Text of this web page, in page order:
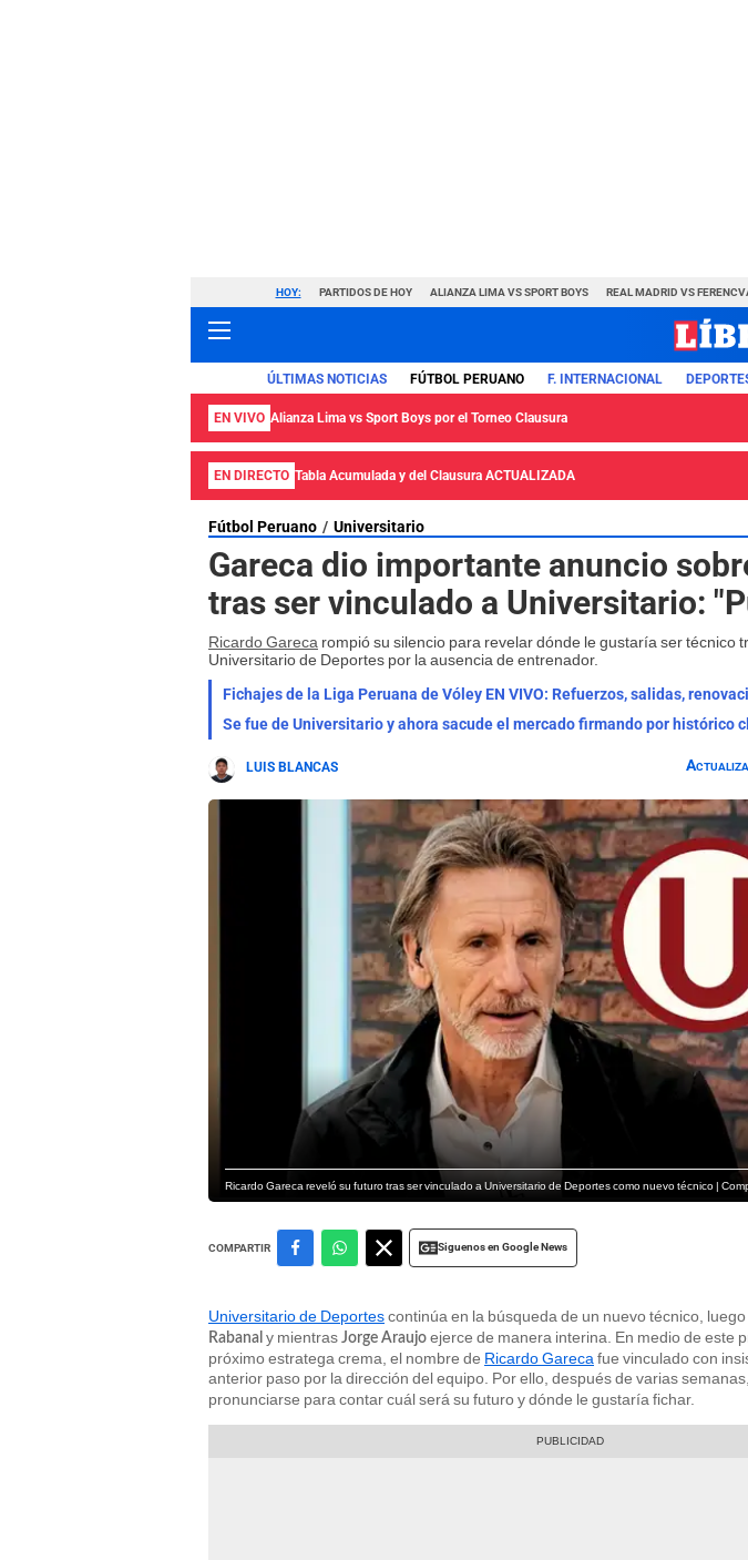
HOY: PARTIDOS DE HOY ALIANZA LIMA VS SPORT BOYS REAL MADRID VS
ÚLTIMAS NOTICIAS FÚTBOL PERUANO F. INTERNACIONAL
EN VIVO Alianza Lima vs Sport Boys por el Torneo Clausura
EN DIRECTO Tabla Acumulada y del Clausura ACTUALIZADA
Fútbol Peruano Universitario
Gareca dio importante anuncio
tras ser vinculado a Universitario:
Ricardo Gareca rompió su silencio para revelar dónde le gustaría ser técnico
Universitario de Deportes por la ausencia de entrenador.
Fichajes de la Liga Peruana de Vóley EN VIVO: Refuerzos, salidas,
LUIS BLANCAS
Ricardo Gareca reveló su futuro tras ser vinculado a Universitario de Deportes como nuevo técnico |
COMPARTIR Siguenos en Google News
Universitario de Deportescontinúa en la búsqueda de un nuevo técnico,
Rabanal y mientras Jorge Araujo ejerce de manera interina. En medio de este
próximo estratega crema, el nombre de Ricardo Gareca fue vinculado con
anterior paso por la dirección del equipo. Por ello, después de varias
pronunciarse para contar cuál será su futuro y dónde le gustaría fichar.